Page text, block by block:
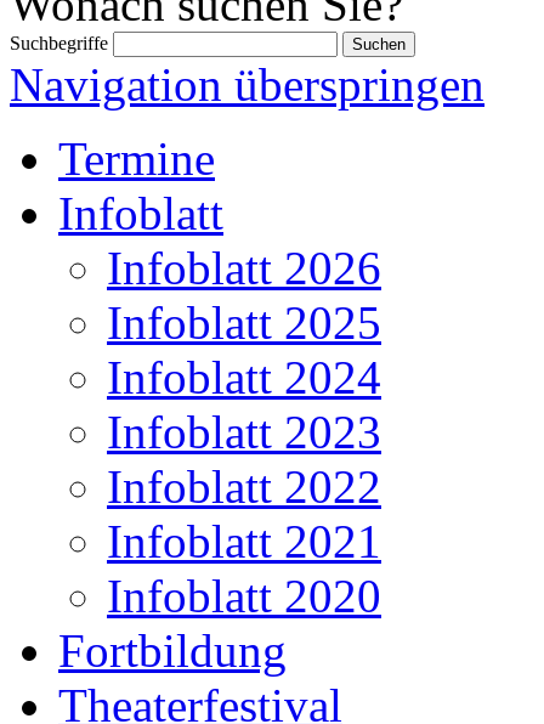
Suchbegriffe
Navigation überspringen
Termine
Infoblatt
Infoblatt 2026
Infoblatt 2025
Infoblatt 2024
Infoblatt 2023
Infoblatt 2022
Infoblatt 2021
Infoblatt 2020
Fortbildung
Theaterfestival